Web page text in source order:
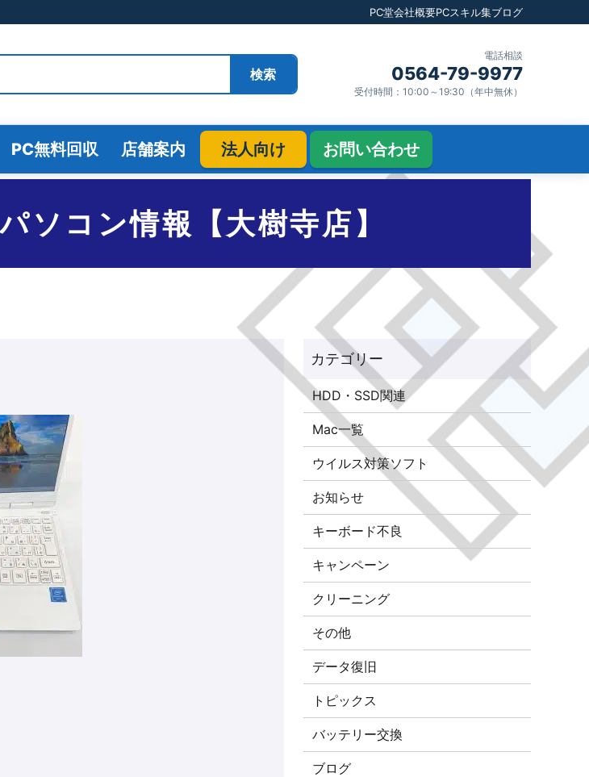
PC堂会社概要PCスキル集ブログ
検索
電話相談
0564-79-9977
受付時間：10:00～19:30（年中無休）
PC無料回収 店舗案内 法人向け お問い合わせ
ソコン情報【大樹寺店】
HDD・SSD関連
Mac一覧
ウイルス対策ソフト
お知らせ
キーボード不良
キャンペーン
クリーニング
その他
データ復旧
トピックス
バッテリー交換
ブログ